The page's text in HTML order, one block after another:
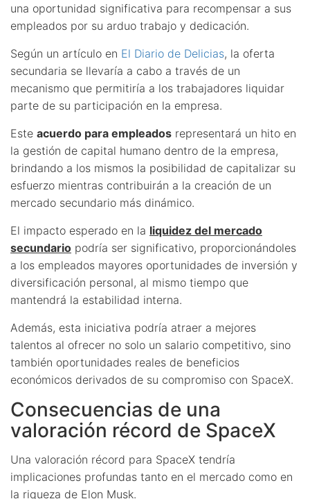
una oportunidad significativa para recompensar a sus
empleados por su arduo trabajo y dedicación.
Según un artículo en El Diario de Delicias, la oferta
secundaria se llevaría a cabo a través de un
mecanismo que permitiría a los trabajadores liquidar
parte de su participación en la empresa.
Este acuerdo para empleados representará un hito en
la gestión de capital humano dentro de la empresa,
brindando a los mismos la posibilidad de capitalizar su
esfuerzo mientras contribuirán a la creación de un
mercado secundario más dinámico.
El impacto esperado en la liquidez del mercado
secundario podría ser significativo, proporcionándoles
a los empleados mayores oportunidades de inversión y
diversificación personal, al mismo tiempo que
mantendrá la estabilidad interna.
Además, esta iniciativa podría atraer a mejores
talentos al ofrecer no solo un salario competitivo, sino
también oportunidades reales de beneficios
económicos derivados de su compromiso con SpaceX.
Consecuencias de una
valoración récord de SpaceX
Una valoración récord para SpaceX tendría
implicaciones profundas tanto en el mercado como en
la riqueza de Elon Musk.